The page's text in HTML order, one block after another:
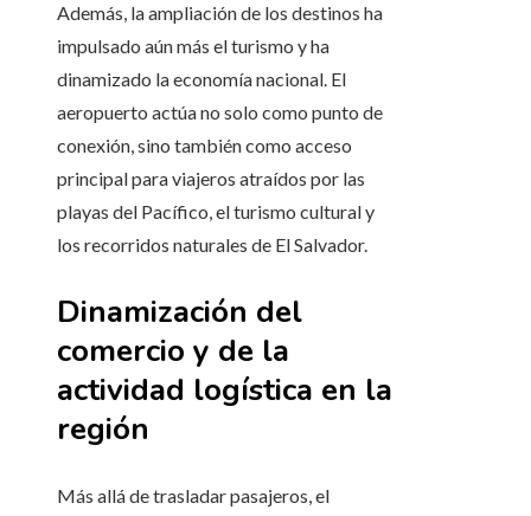
Además, la ampliación de los destinos ha
impulsado aún más el turismo y ha
dinamizado la economía nacional. El
aeropuerto actúa no solo como punto de
conexión, sino también como acceso
principal para viajeros atraídos por las
playas del Pacífico, el turismo cultural y
los recorridos naturales de El Salvador.
Dinamización del
comercio y de la
actividad logística en la
región
Más allá de trasladar pasajeros, el